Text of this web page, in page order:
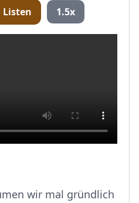
Listen 1.5x
wir mal gründlich